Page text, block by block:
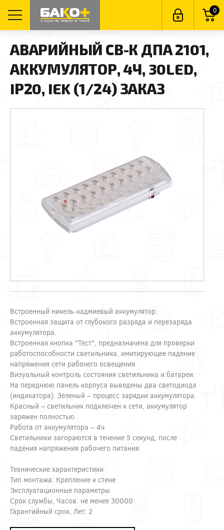
0
АВАРИЙНЫЙ СВ-К ДПА 2101,
АККУМУЛЯТОР, 4Ч, 30LED,
IP20, IEK (1/24) ЗАКАЗ
Встроенный никель-кадмиевый аккумулятор.
Встроенная защита от глубокого разряда и перезаряда
аккумулятора.
Встроенная кнопка "Тест", предназначена для проверки
работоспособности светильника, имитирующее падение
напряжения сети рабочего освещения.
Визуальный контроль состояния светильника и батареи.
На переднюю панель корпуса выведены два светодиода
(индикатора). Зеленый – процесс зарядки аккумулятора.
Красный – светильник подключен к сети, аккумулятор
заряжен полностью.
Работа от аккумулятора – 4ч.
Светильники загораются в течение 5 секунд, после
падения напряжения рабочего питания.
Технические характеристики
Тип монтажа: Крепление к стене
Эксплуатационные параметры
Срок службы, Часов: не менее 30000
Гарантийный срок, Лет: 2